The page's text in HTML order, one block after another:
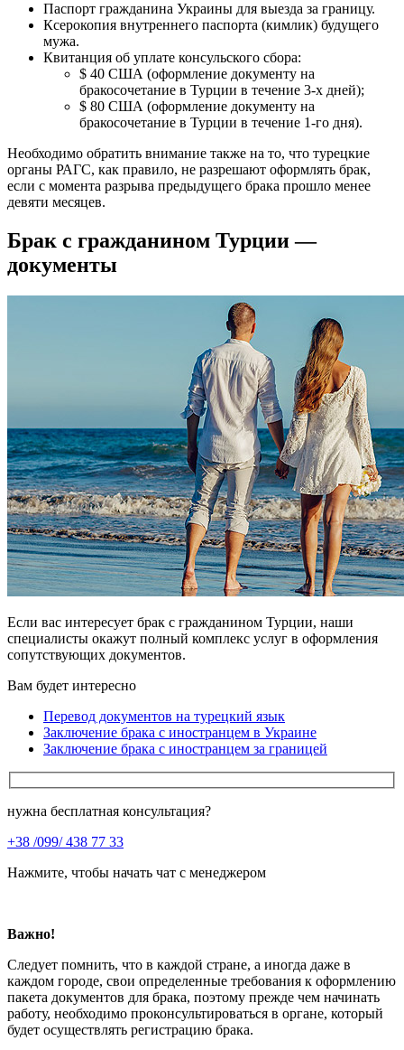
Паспорт гражданина Украины для выезда за границу.
Ксерокопия внутреннего паспорта (кимлик) будущего
мужа.
Квитанция об уплате консульского сбора:
$ 40 США (оформление документу на
бракосочетание в Турции в течение 3-х дней);
$ 80 США (оформление документу на
бракосочетание в Турции в течение 1-го дня).
Необходимо обратить внимание также на то, что турецкие
органы РАГС, как правило, не разрешают оформлять брак,
если с момента разрыва предыдущего брака прошло менее
девяти месяцев.
Брак с гражданином Турции —
документы
Если вас интересует брак с гражданином Турции, наши
специалисты окажут полный комплекс услуг в оформления
сопутствующих документов.
Вам будет интересно
Перевод документов на турецкий язык
Заключение брака с иностранцем в Украине
Заключение брака с иностранцем за границей
нужна бесплатная консультация?
+38 /099/ 438 77 33
Нажмите, чтобы начать чат с менеджером
Важно!
Следует помнить, что в каждой стране, а иногда даже в
каждом городе, свои определенные требования к оформлению
пакета документов для брака, поэтому прежде чем начинать
работу, необходимо проконсультироваться в органе, который
будет осуществлять регистрацию брака.